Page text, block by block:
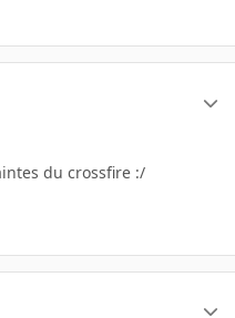
du crossfire :/